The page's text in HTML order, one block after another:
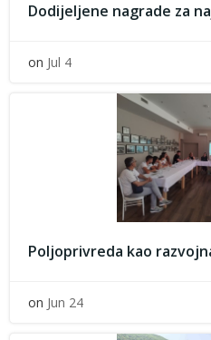
Dodijeljene nagrade za
on Jul 4
Poljoprivreda kao
on Jun 24